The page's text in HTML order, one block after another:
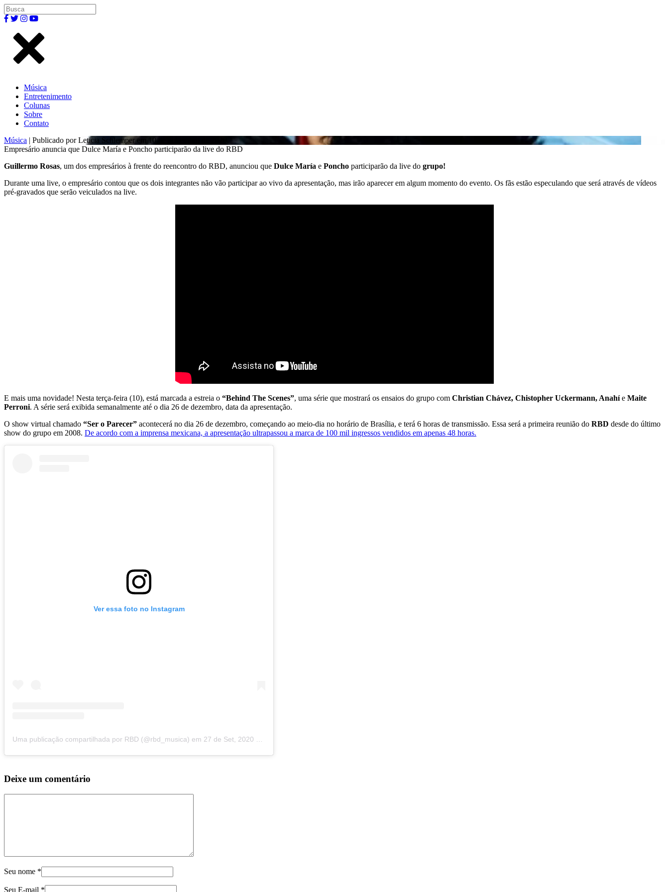
Música
Entretenimento
Colunas
Sobre
Contato
Música | Publicado por Leticia Schlemper em 10 de novembro de 2020.
Empresário anuncia que Dulce María e Poncho participarão da live do RBD
Guillermo Rosas, um dos empresários à frente do reencontro do RBD, anunciou que Dulce María e Poncho participarão da live do grupo!
Durante uma live, o empresário contou que os dois integrantes não vão participar ao vivo da apresentação, mas irão aparecer em algum momento do evento. Os fãs estão especulando que será através de vídeos
pré-gravados que serão veiculados na live.
E mais uma novidade! Nesta terça-feira (10), está marcada a estreia o “Behind The Scenes”, uma série que mostrará os ensaios do grupo com Christian Chávez, Chistopher Uckermann, Anahíe Maite
Perroni. A série será exibida semanalmente até o dia 26 de dezembro, data da apresentação.
O show virtual chamado “Ser o Parecer” acontecerá no dia 26 de dezembro, começando ao meio-dia no horário de Brasília, e terá 6 horas de transmissão. Essa será a primeira reunião do RBD desde do último
show do grupo em 2008. De acordo com a imprensa mexicana, a apresentação ultrapassou a marca de 100 mil ingressos vendidos em apenas 48 horas.
Ver essa foto no Instagram
Uma publicação compartilhada por RBD (@rbd_musica) em 27 de Set, 2020 às 4:00 PDT
Deixe um comentário
Seu nome *
Seu E-mail *